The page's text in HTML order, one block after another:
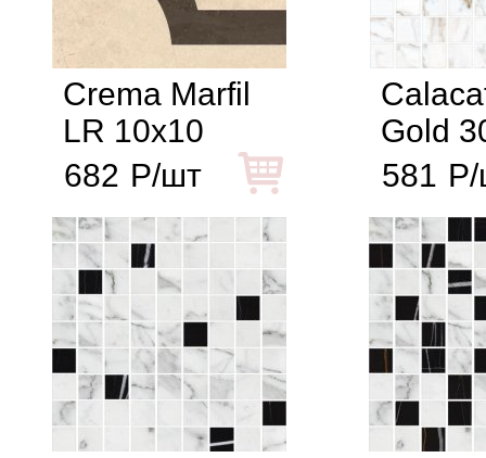
Crema Marfil
LR 10x10
682 Р/шт
Gold
581